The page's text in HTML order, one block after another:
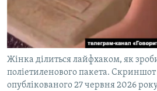
Жінка ділиться лайфхаком, як
поліетиленового пакета. Скриншот
опублікованого 27 червня 2026